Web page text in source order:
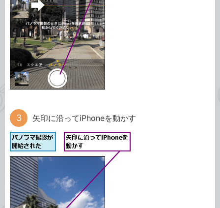
矢印に沿ってiPhoneを動かす